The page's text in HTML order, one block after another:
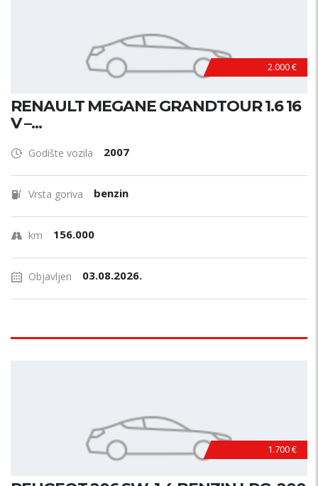
2.000 €
RENAULT MEGANE GRANDTOUR 1.6 16
V –...
Godište vozila 2007
Vrsta goriva benzin
km 156.000
Objavljen 03.08.2026.
1.700 €